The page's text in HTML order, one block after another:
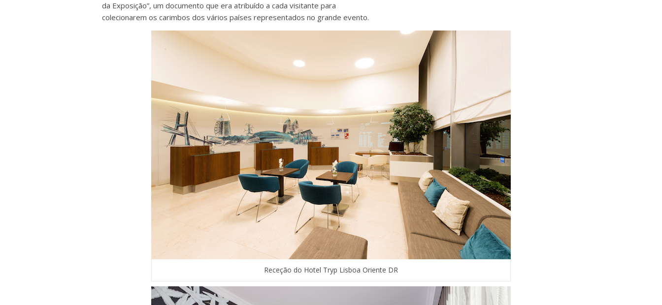
da Exposição”, um documento que era atribuído a cada visitante para
colecionarem os carimbos dos vários países representados no grande evento.
Receção do Hotel Tryp Lisboa Oriente DR